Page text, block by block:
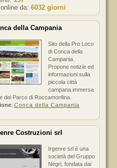
da: 6032 giorni
della Campania
Sito della Pro Loco
di Conca della
Campania.
Propone notizie ed
informazioni sulla
piccola città
campana immersa
del Parco di Roccamonfina.
: Conca della Campania
Costruzioni srl
Irgenre srl è una
società del Gruppo
Negri, fondata dai